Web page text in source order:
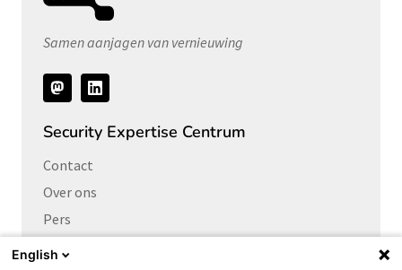
Samen aanjagen van vernieuwing
Volg
ons
Security Expertise Centrum
Contact
Over ons
Pers
Vacatures
English